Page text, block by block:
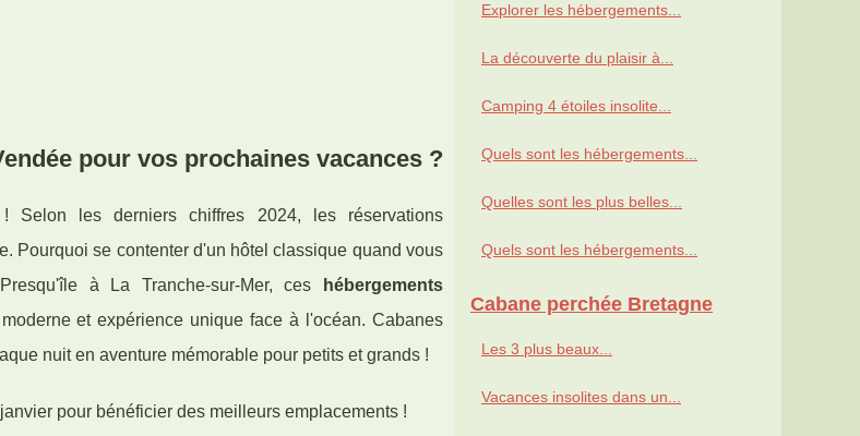
pour vos prochaines vacances ?
Selon les derniers chiffres 2024, les réservations
Pourquoi se contenter d'un hôtel classique quand vous
à La Tranche-sur-Mer, ces
hébergements
et expérience unique face à l'océan. Cabanes
nuit en aventure mémorable pour petits et grands !
pour bénéficier des meilleurs emplacements !
Explorer les hébergements...
La découverte du plaisir à...
Camping 4 étoiles insolite...
Quels sont les hébergements...
Quelles sont les plus belles...
Quels sont les hébergements...
Cabane perchée Bretagne
Les 3 plus beaux...
Vacances insolites dans un...